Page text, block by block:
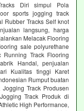
Diri simpul Pola
sports jogging track
Rubber Tracks Self knot
langsung, harga
Melacak Flooring
sale polyurethane
Running Track Flooring
Handal, penjualan
Kualitas tinggi Karet
Rumput buatan
Track Produsen
Track Produk di
High Performance,